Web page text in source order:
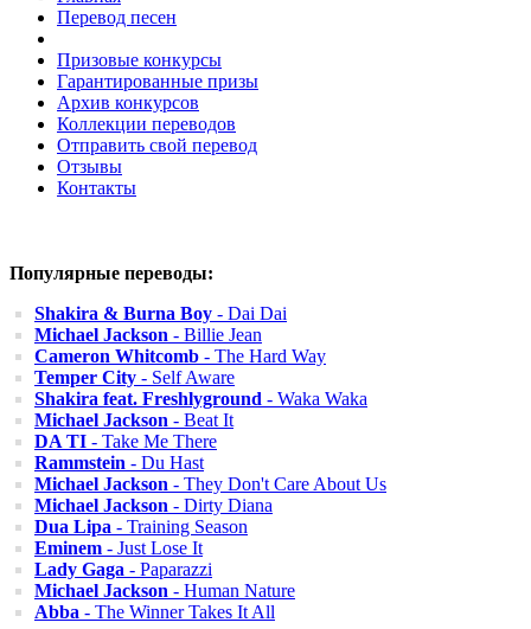
Перевод песен
Призовые конкурсы
Гарантированные призы
Архив конкурсов
Коллекции переводов
Отправить свой перевод
Отзывы
Контакты
Популярные переводы:
Shakira & Burna Boy - Dai Dai
Michael Jackson - Billie Jean
Cameron Whitcomb - The Hard Way
Temper City - Self Aware
Shakira feat. Freshlyground - Waka Waka
Michael Jackson - Beat It
DA TI - Take Me There
Rammstein - Du Hast
Michael Jackson - They Don't Care About Us
Michael Jackson - Dirty Diana
Dua Lipa - Training Season
Eminem - Just Lose It
Lady Gaga - Paparazzi
Michael Jackson - Human Nature
Abba - The Winner Takes It All